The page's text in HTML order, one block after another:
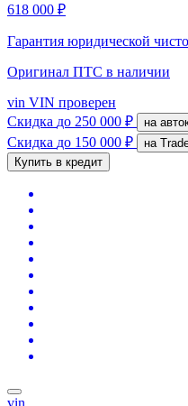
618 000 ₽
Гарантия юридической
Оригинал ПТС в наличии
vin VIN проверен
Скидка до 250 000 ₽ на
Скидка до 150 000 ₽
на
Купить в кредит
vin